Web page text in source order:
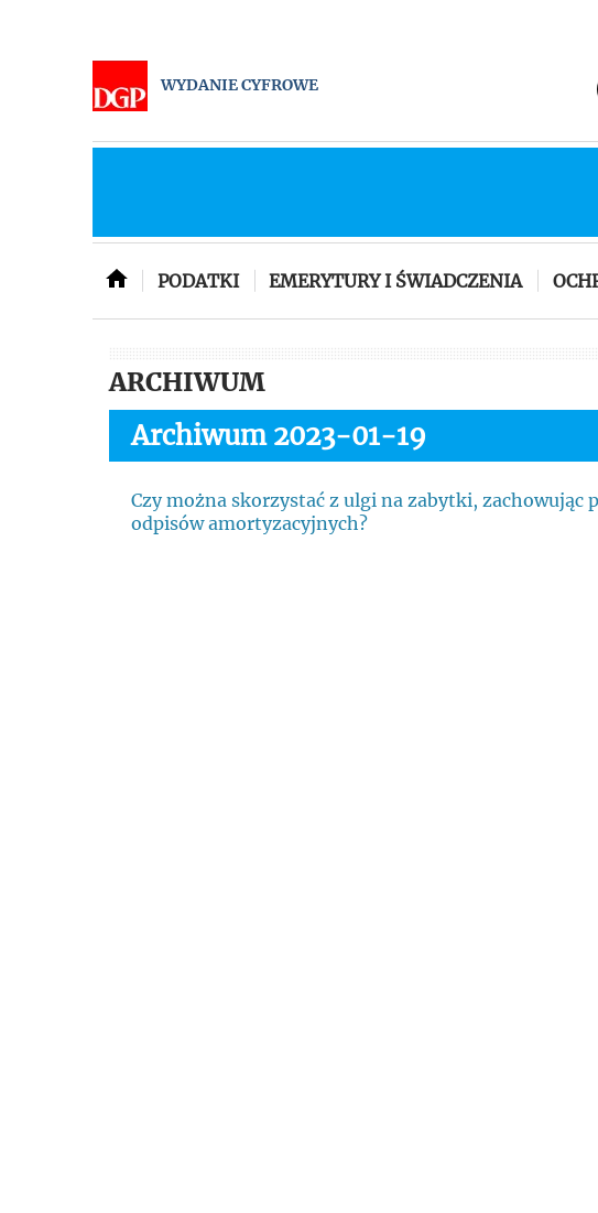
WYDANIE CYFROWE
PODATKI EMERYTURY I ŚWIADCZENIA
ARCHIWUM
Archiwum 2023-01-19
Czy można skorzystać z ulgi na zabytki, zachowując
odpisów amortyzacyjnych?